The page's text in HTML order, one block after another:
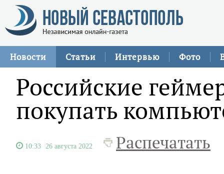
Новости Статьи Интервью Фото
Российские
покупать
10:33 26 августа 2022 Распечатать